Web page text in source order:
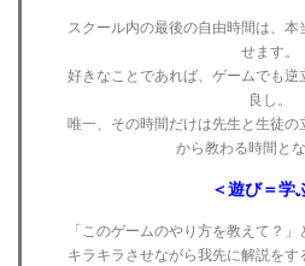
スクール内の最後の自由時間は、本
せます。
好きなことであれば、ゲームでも逆
良し。
唯一、その時間だけは先生と生徒の
から教わる時間とな
＜遊び＝学
「このゲームのやり方を教えて？
キラキラさせながら我先に解説を